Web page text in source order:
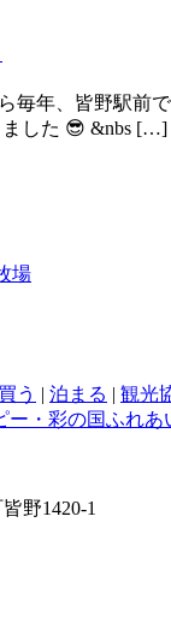
毎年、皆野駅前
ました 😎 &nbs […]
場
買う | 泊まる | 観光
ー・彩の国ふれあ
野1420-1